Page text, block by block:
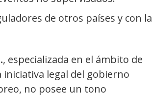
de otros países y con la
, especializada en el ámbito de
legal del gobierno
no posee un tono